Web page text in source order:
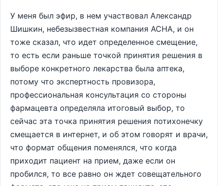
У меня был эфир, в нем участвовал Александр
Шишкин, небезызвестная компания АСНА, и он
тоже сказал, что идет определенное смещение,
то есть если раньше точкой принятия решения в
выборе конкретного лекарства была аптека,
потому что экспертность провизора,
профессиональная консультация со стороны
фармацевта определяла итоговый выбор, то
сейчас эта точка принятия решения потихонечку
смещается в интернет, и об этом говорят и врачи,
что формат общения поменялся, что когда
приходит пациент на прием, даже если он
пробился, то все равно он ждет совещательного